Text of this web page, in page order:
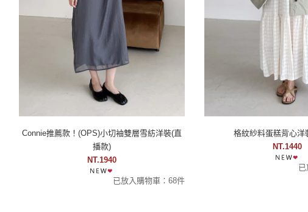
Connie推薦款！(OPS)小切袖雙層雪紡洋裝(直
播款)
NT.1940
已放入購物車：68件
格紋紗料蛋糕背心洋
NT.1440